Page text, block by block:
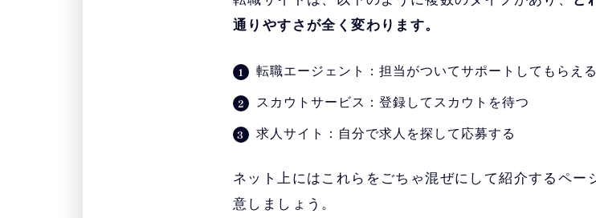
パソナキャリア
職に強い
LHH転職エージェント
資系の転職に強い
・
JACリクルートメント
ハイクラスの転職で真っ
上は登録必須
通りやすさが全く変わります。
転職エージェント：担当がついてサポートしてもらえる
スカウトサービス：登録してスカウトを待つ
求人サイト：自分で求人を探して応募する
ネット上にはこれらをごちゃ混ぜにして紹介するペー
意しましょう。